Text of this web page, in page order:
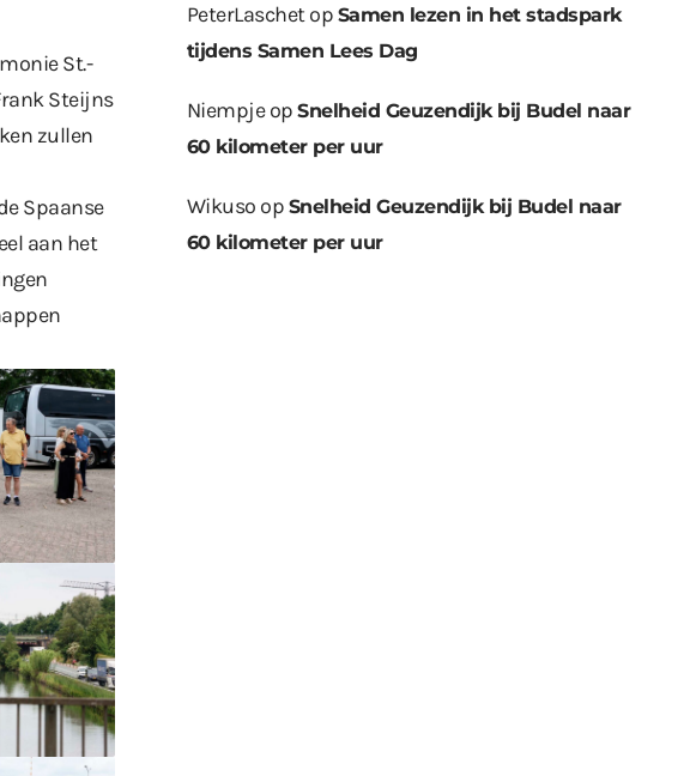
St.-
Steijns
zullen
Spaanse
aan het
PeterLaschetop Samen lezen in het stadspark
tijdens Samen Lees Dag
NiempjeopSnelheid Geuzendijk bij Budel naar
60 kilometer per uur
Wikuso op Snelheid Geuzendijk bij Budel naar
60 kilometer per uur